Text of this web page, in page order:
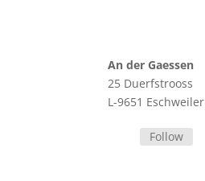
An der Gaessen
25 Duerfstrooss
L-9651 Eschweiler
Follow